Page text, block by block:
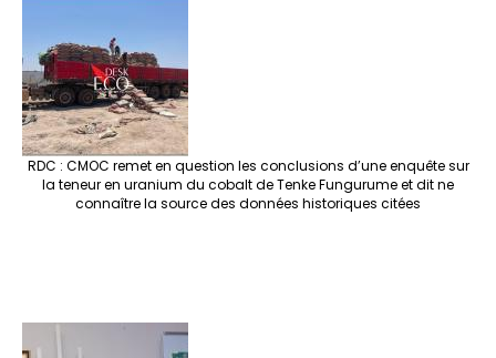
RDC : CMOC remet en question les conclusions d’une enquête sur
la teneur en uranium du cobalt de Tenke Fungurume et dit ne
connaître la source des données historiques citées